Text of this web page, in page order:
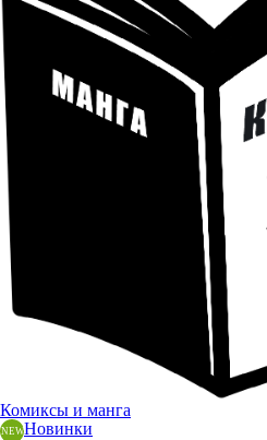
Комиксы и манга
Новинки